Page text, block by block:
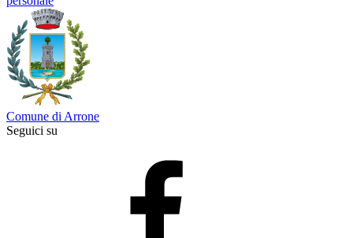
Comune di Arrone
Seguici su